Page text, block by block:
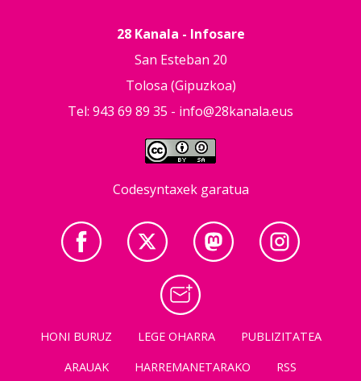
28 Kanala - Infosare
San Esteban 20
Tolosa (Gipuzkoa)
Tel: 943 69 89 35 - info@28kanala.eus
Codesyntaxek garatua
HONI BURUZ LEGE OHARRA
PUBLIZITATEA
ARAUAK
HARREMANETARAKO RSS